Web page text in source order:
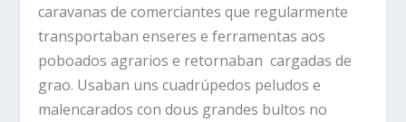
caravanas de comerciantes que regularmente
transportaban enseres e ferramentas aos
poboados agrarios e retornaban cargadas de
grao. Usaban uns cuadrúpedos peludos e
malencarados con dous grandes bultos no